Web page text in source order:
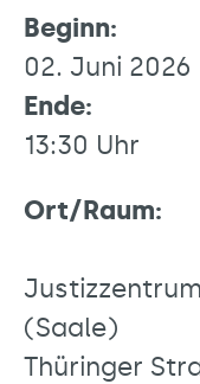
Beginn:
02. Juni 2026
Ende:
13:30 Uhr
Ort/Raum:
(Saale)
Thüringer